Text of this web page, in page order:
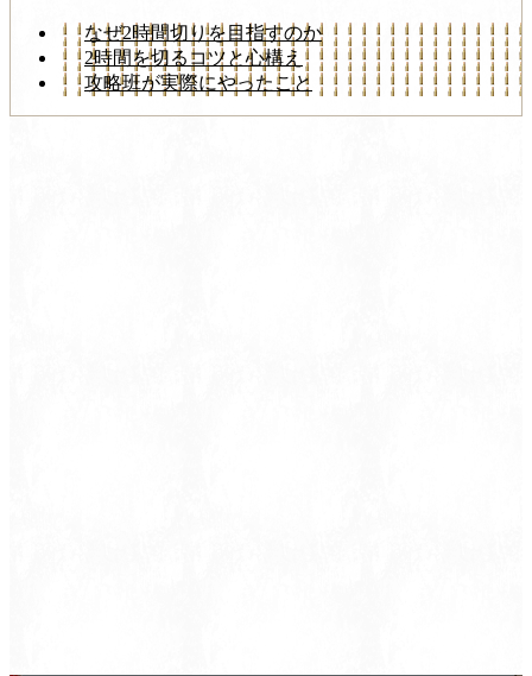
なぜ2時間切りを目指すのか
2時間を切るコツと心構え
攻略班が実際にやったこと